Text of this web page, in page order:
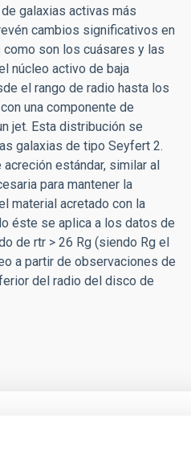
galaxias activas más
cambios significativos en
son los cuásares y las
núcleo activo de baja
el rango de radio hasta los
una componente de
jet. Esta distribución se
galaxias de tipo Seyfert 2.
estándar, similar al
para mantener la
material acretado con la
éste se aplica a los datos de
de rtr > 26 Rg (siendo Rg el
a partir de observaciones de
del radio del disco de
observa el ‘Little Red